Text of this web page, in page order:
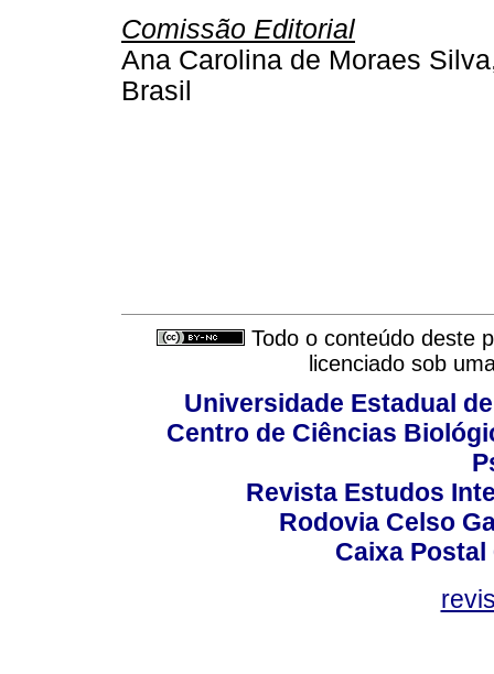
Comissão Editorial
Ana Carolina de Moraes
Brasil
Todo o conteúdo deste
licenciado sob
Universidade Estadual
Centro de Ciências
Revista Estudos
Rodovia Celso
Caixa Postal